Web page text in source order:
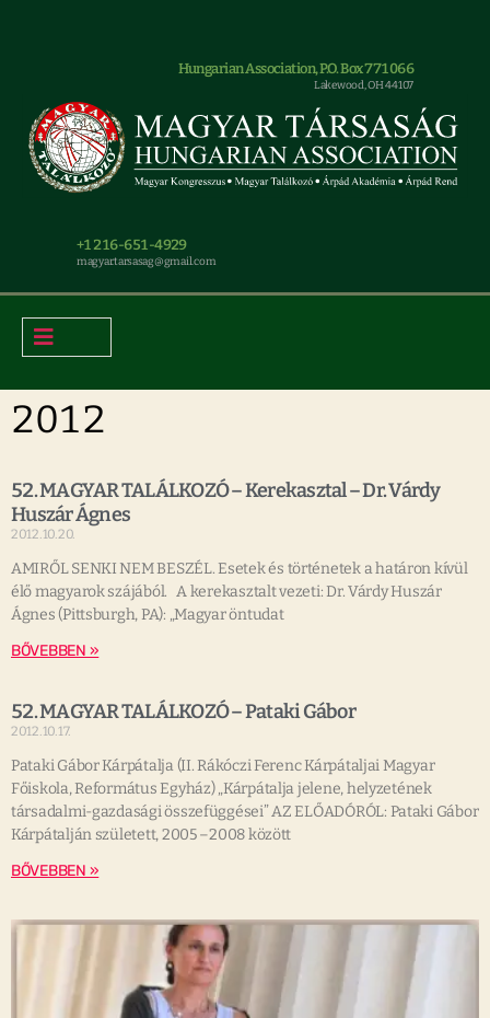
Hungarian Association, P.O. Box 771066
Lakewood, OH 44107
+1 216-651-4929
magyar.tarsasag@gmail.com
2012
52. MAGYAR TALÁLKOZÓ – Kerekasztal – Dr. Várdy
Huszár Ágnes
2012.10.20.
AMIRŐL SENKI NEM BESZÉL. Esetek és történetek a határon kívül
élő magyarok szájából. A kerekasztalt vezeti: Dr. Várdy Huszár
Ágnes (Pittsburgh, PA): „Magyar öntudat
BŐVEBBEN »
52. MAGYAR TALÁLKOZÓ – Pataki Gábor
2012.10.17.
Pataki Gábor Kárpátalja (II. Rákóczi Ferenc Kárpátaljai Magyar
Főiskola, Református Egyház) „Kárpátalja jelene, helyzetének
társadalmi-gazdasági összefüggései” AZ ELŐADÓRÓL: Pataki Gábor
Kárpátalján született, 2005 –2008 között
BŐVEBBEN »